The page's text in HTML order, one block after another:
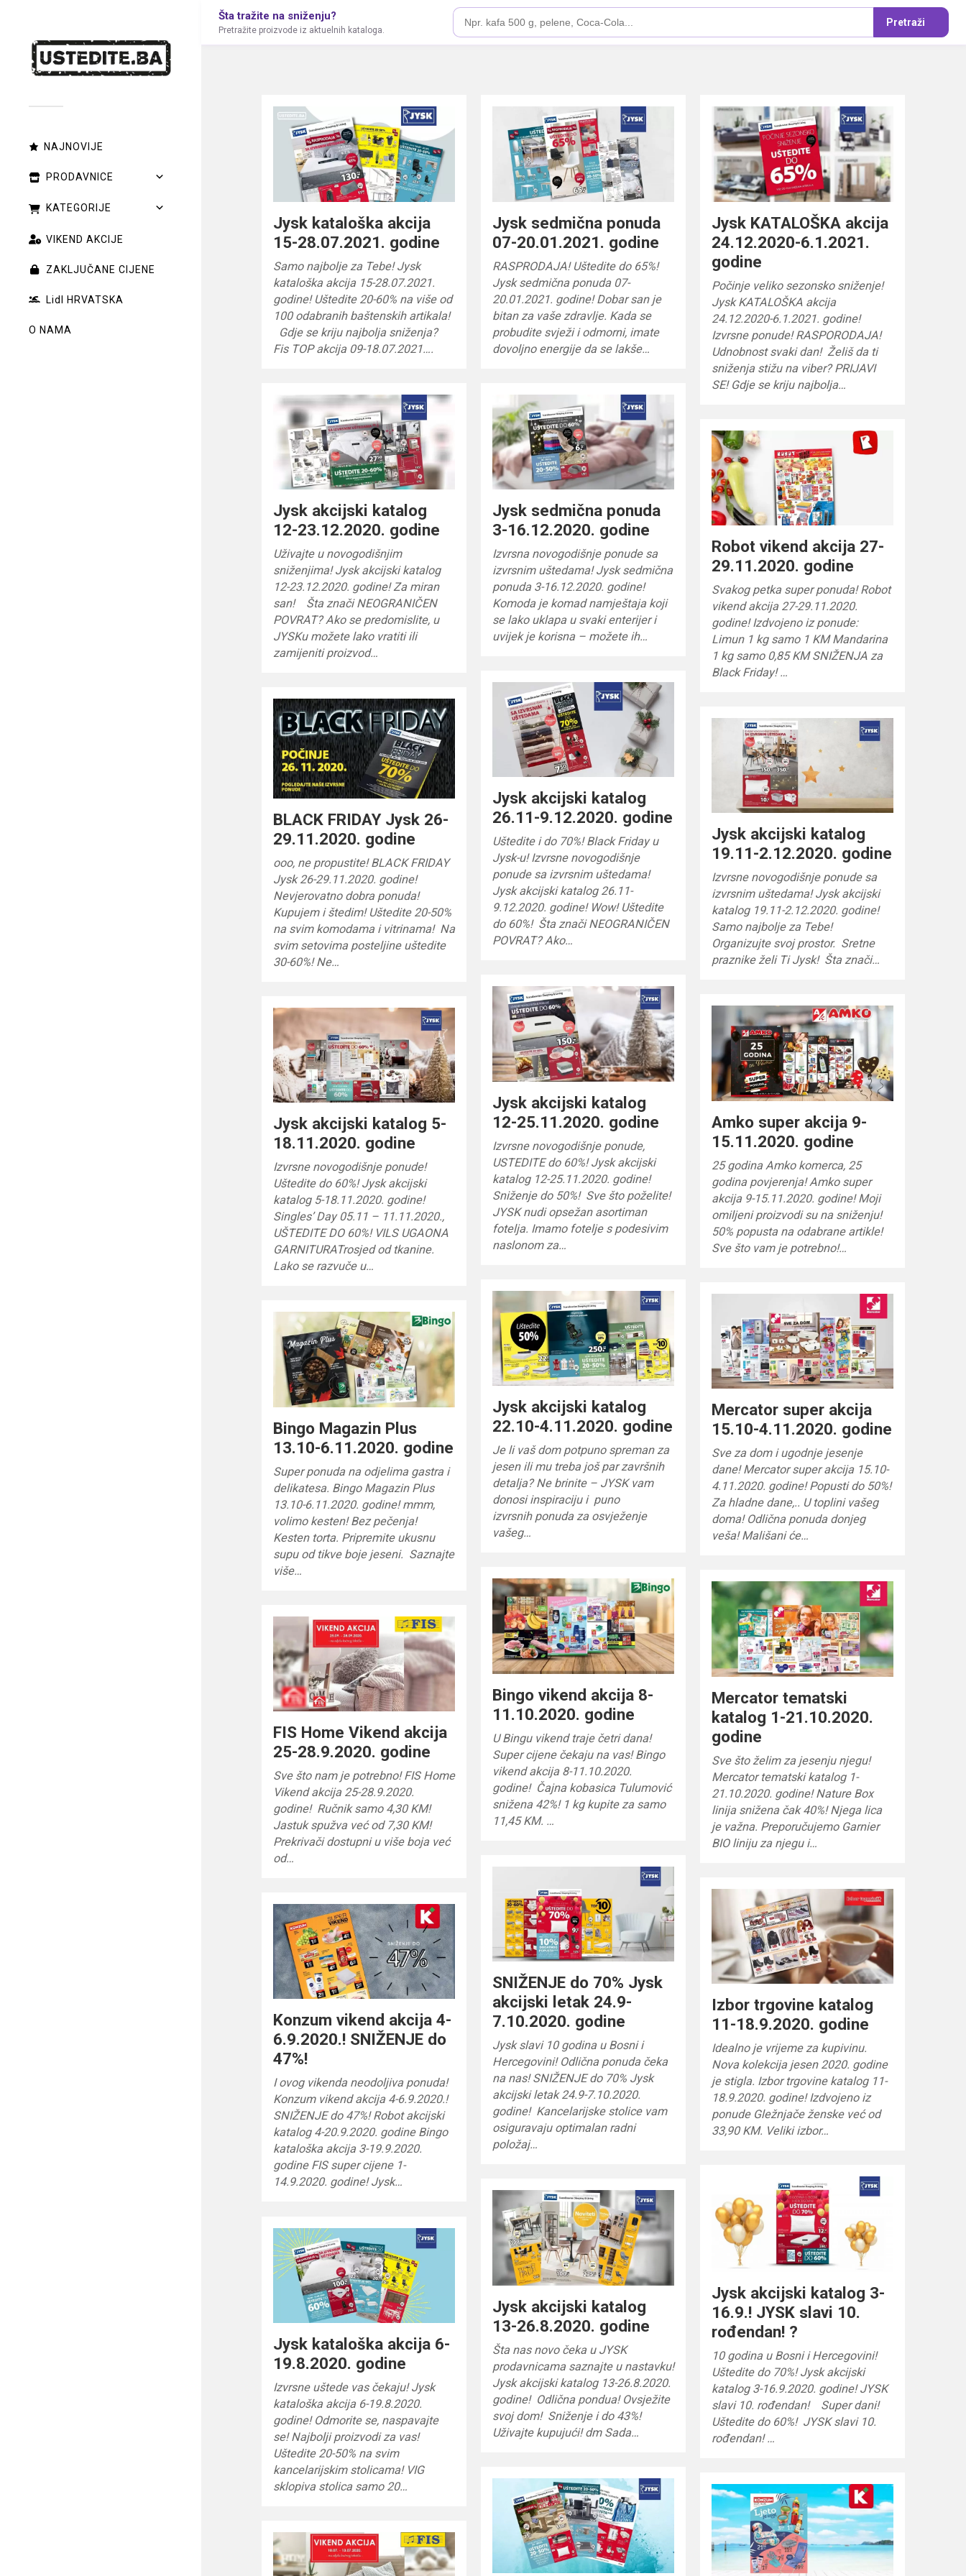
NAJNOVIJE
PRODAVNICE
KATEGORIJE
VIKEND AKCIJE
ZAKLJUČANE CIJENE
Lidl HRVATSKA
O NAMA
Šta tražite na sniženju?
Pretražite proizvode iz aktuelnih kataloga.
Pretraži
Jysk kataloška akcija
15-28.07.2021. godine
Samo najbolje za Tebe! Jysk
kataloška akcija 15-28.07.2021.
godine! Uštedite 20-60% na više od
100 odabranih baštenskih artikala!
Gdje se kriju najbolja sniženja?
Fis TOP akcija 09-18.07.2021….
Jysk sedmična ponuda
07-20.01.2021. godine
RASPRODAJA! Uštedite do 65%!
Jysk sedmična ponuda 07-
20.01.2021. godine! Dobar san je
bitan za vaše zdravlje. Kada se
probudite svježi i odmorni, imate
dovoljno energije da se lakše…
Jysk KATALOŠKA akcija
24.12.2020-6.1.2021.
godine
Počinje veliko sezonsko sniženje!
Jysk KATALOŠKA akcija
24.12.2020-6.1.2021. godine!
Izvrsne ponude! RASPORODAJA!
Udnobnost svaki dan! Želiš da ti
sniženja stižu na viber? PRIJAVI
SE! Gdje se kriju najbolja…
Jysk akcijski katalog
12-23.12.2020. godine
Uživajte u novogodišnjim
sniženjima! Jysk akcijski katalog
12-23.12.2020. godine! Za miran
san! Šta znači NEOGRANIČEN
POVRAT? Ako se predomislite, u
JYSKu možete lako vratiti ili
zamijeniti proizvod…
Jysk sedmična ponuda
3-16.12.2020. godine
Izvrsna novogodišnje ponude sa
izvrsnim uštedama! Jysk sedmična
ponuda 3-16.12.2020. godine!
Komoda je komad namještaja koji
se lako uklapa u svaki enterijer i
uvijek je korisna – možete ih…
Robot vikend akcija 27-
29.11.2020. godine
Svakog petka super ponuda! Robot
vikend akcija 27-29.11.2020.
godine! Izdvojeno iz ponude:
Limun 1 kg samo 1 KM Mandarina
1 kg samo 0,85 KM SNIŽENJA za
Black Friday! …
Jysk akcijski katalog
26.11-9.12.2020. godine
Uštedite i do 70%! Black Friday u
Jysk-u! Izvrsne novogodišnje
ponude sa izvrsnim uštedama!
Jysk akcijski katalog 26.11-
9.12.2020. godine! Wow! Uštedite
do 60%! Šta znači NEOGRANIČEN
POVRAT? Ako…
BLACK FRIDAY Jysk 26-
29.11.2020. godine
ooo, ne propustite! BLACK FRIDAY
Jysk 26-29.11.2020. godine!
Nevjerovatno dobra ponuda!
Kupujem i štedim! Uštedite 20-50%
na svim komodama i vitrinama! Na
svim setovima posteljine uštedite
30-60%! Ne…
Jysk akcijski katalog
19.11-2.12.2020. godine
Izvrsne novogodišnje ponude sa
izvrsnim uštedama! Jysk akcijski
katalog 19.11-2.12.2020. godine!
Samo najbolje za Tebe!
Organizujte svoj prostor. Sretne
praznike želi Ti Jysk! Šta znači…
Jysk akcijski katalog
12-25.11.2020. godine
Izvrsne novogodišnje ponude,
USTEDITE do 60%! Jysk akcijski
katalog 12-25.11.2020. godine!
Sniženje do 50%! Sve što poželite!
JYSK nudi opsežan asortiman
fotelja. Imamo fotelje s podesivim
naslonom za…
Amko super akcija 9-
15.11.2020. godine
25 godina Amko komerca, 25
godina povjerenja! Amko super
akcija 9-15.11.2020. godine! Moji
omiljeni proizvodi su na sniženju!
50% popusta na odabrane artikle!
Sve što vam je potrebno!…
Jysk akcijski katalog 5-
18.11.2020. godine
Izvrsne novogodišnje ponude!
Uštedite do 60%! Jysk akcijski
katalog 5-18.11.2020. godine!
Singles’ Day 05.11 – 11.11.2020.,
UŠTEDITE DO 60%! VILS UGAONA
GARNITURATrosjed od tkanine.
Lako se razvuče u…
Jysk akcijski katalog
22.10-4.11.2020. godine
Je li vaš dom potpuno spreman za
jesen ili mu treba još par završnih
detalja? Ne brinite – JYSK vam
donosi inspiraciju i puno
izvrsnih ponuda za osvježenje
vašeg…
Mercator super akcija
15.10-4.11.2020. godine
Sve za dom i ugodnje jesenje
dane! Mercator super akcija 15.10-
4.11.2020. godine! Popusti do 50%!
Za hladne dane,.. U toplini vašeg
doma! Odlična ponuda donjeg
veša! Mališani će…
Bingo Magazin Plus
13.10-6.11.2020. godine
Super ponuda na odjelima gastra i
delikatesa. Bingo Magazin Plus
13.10-6.11.2020. godine! mmm,
volimo kesten! Bez pečenja!
Kesten torta. Pripremite ukusnu
supu od tikve boje jeseni. Saznajte
više…
Bingo vikend akcija 8-
11.10.2020. godine
U Bingu vikend traje četri dana!
Super cijene čekaju na vas! Bingo
vikend akcija 8-11.10.2020.
godine! Čajna kobasica Tulumović
snižena 42%! 1 kg kupite za samo
11,45 KM. …
Mercator tematski
katalog 1-21.10.2020.
godine
Sve što želim za jesenju njegu!
Mercator tematski katalog 1-
21.10.2020. godine! Nature Box
linija snižena čak 40%! Njega lica
je važna. Preporučujemo Garnier
BIO liniju za njegu i…
FIS Home Vikend akcija
25-28.9.2020. godine
Sve što nam je potrebno! FIS Home
Vikend akcija 25-28.9.2020.
godine! Ručnik samo 4,30 KM!
Jastuk spužva već od 7,30 KM!
Prekrivači dostupni u više boja već
od…
SNIŽENJE do 70% Jysk
akcijski letak 24.9-
7.10.2020. godine
Jysk slavi 10 godina u Bosni i
Hercegovini! Odlična ponuda čeka
na nas! SNIŽENJE do 70% Jysk
akcijski letak 24.9-7.10.2020.
godine! Kancelarijske stolice vam
osiguravaju optimalan radni
položaj…
Izbor trgovine katalog
11-18.9.2020. godine
Idealno je vrijeme za kupivinu.
Nova kolekcija jesen 2020. godine
je stigla. Izbor trgovine katalog 11-
18.9.2020. godine! Izdvojeno iz
ponude Gležnjače ženske već od
33,90 KM. Veliki izbor…
Konzum vikend akcija 4-
6.9.2020.! SNIŽENJE do
47%!
I ovog vikenda neodoljiva ponuda!
Konzum vikend akcija 4-6.9.2020.!
SNIŽENJE do 47%! Robot akcijski
katalog 4-20.9.2020. godine Bingo
kataloška akcija 3-19.9.2020.
godine FIS super cijene 1-
14.9.2020. godine! Jysk…
Jysk akcijski katalog 3-
16.9.! JYSK slavi 10.
rođendan! ?
10 godina u Bosni i Hercegovini!
Uštedite do 70%! Jysk akcijski
katalog 3-16.9.2020. godine! JYSK
slavi 10. rođendan! Super dani!
Uštedite do 60%! JYSK slavi 10.
rođendan! …
Jysk akcijski katalog
13-26.8.2020. godine
Šta nas novo čeka u JYSK
prodavnicama saznajte u nastavku!
Jysk akcijski katalog 13-26.8.2020.
godine! Odlična pondua! Ovsježite
svoj dom! Sniženje i do 43%!
Uživajte kupujući! dm Sada…
Jysk kataloška akcija 6-
19.8.2020. godine
Izvrsne uštede vas čekaju! Jysk
kataloška akcija 6-19.8.2020.
godine! Odmorite se, naspavajte
se! Najbolji proizvodi za vas!
Uštedite 20-50% na svim
kancelarijskim stolicama! VIG
sklopiva stolica samo 20…